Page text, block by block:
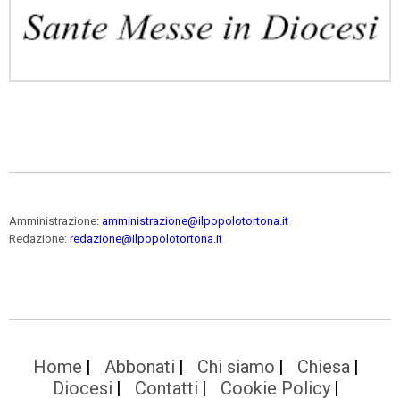
Amministrazione: amministrazione@ilpopolotortona.it
Redazione: redazione@ilpopolotortona.it
Home Abbonati Chi siamo
Chiesa
Diocesi
Contatti Cookie Policy